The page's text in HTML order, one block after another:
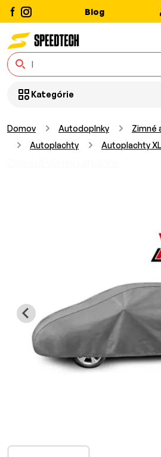
Blog
Kategórie
Domov Autodoplnky
Zimné
Autoplachty
Autoplachty XL